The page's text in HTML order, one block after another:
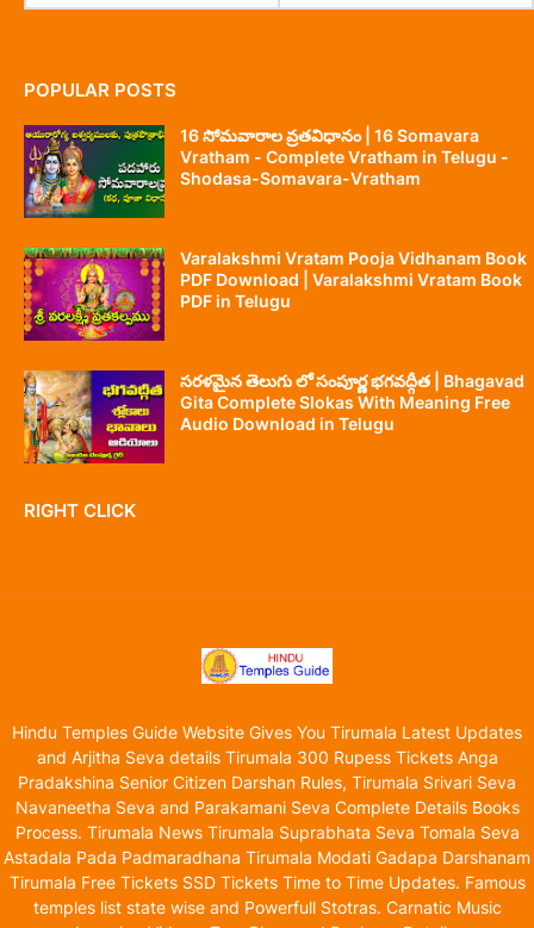
POPULAR POSTS
16 సోమవారాల వ్రతవిధానం | 16 Somavara
Vratham - Complete Vratham in Telugu -
Shodasa-Somavara-Vratham
Varalakshmi Vratam Pooja Vidhanam Book
PDF Download | Varalakshmi Vratam Book
PDF in Telugu
సరళమైన తెలుగు లో సంపూర్ణ భగవద్గీత | Bhagavad
Gita Complete Slokas With Meaning Free
Audio Download in Telugu
RIGHT CLICK
Hindu Temples Guide Website Gives You Tirumala Latest Updates
and Arjitha Seva details Tirumala 300 Rupess Tickets Anga
Pradakshina Senior Citizen Darshan Rules, Tirumala Srivari Seva
Navaneetha Seva and Parakamani Seva Complete Details Books
Process. Tirumala News Tirumala Suprabhata Seva Tomala Seva
Astadala Pada Padmaradhana Tirumala Modati Gadapa Darshanam
Tirumala Free Tickets SSD Tickets Time to Time Updates. Famous
temples list state wise and Powerfull Stotras. Carnatic Music